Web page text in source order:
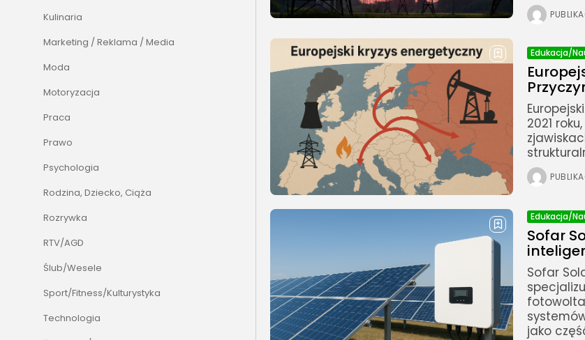
Edukacja/
2021
Edukacja/
Sofar
Sofar
jako
Kulinaria
Marketing / Reklama / Media
Moda
Motoryzacja
Praca
Prawo
Psychologia
Rodzina, Dziecko, Ciąża
Rozrywka
RTV/AGD
Ślub/Wesele
Sport/Fitness/Kulturystyka
Technologia